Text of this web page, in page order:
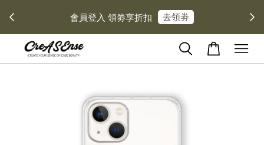
會員登入 領劵享折扣 去領劵